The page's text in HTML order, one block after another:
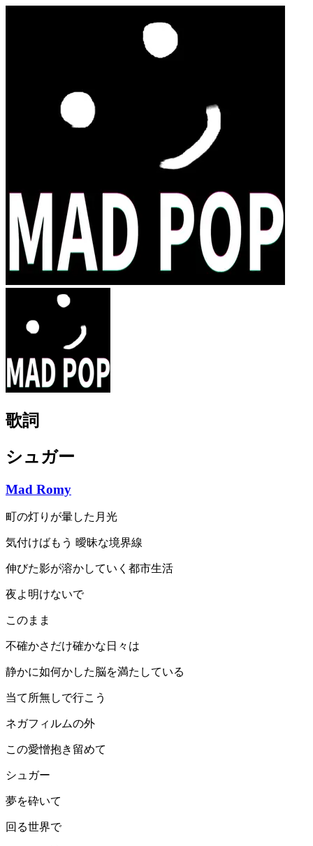
歌詞
シュガー
Mad Romy
町の灯りが暈した月光
気付けばもう 曖昧な境界線
伸びた影が溶かしていく都市生活
夜よ明けないで
このまま
不確かさだけ確かな日々は
静かに如何かした脳を満たしている
当て所無しで行こう
ネガフィルムの外
この愛憎抱き留めて
シュガー
夢を砕いて
回る世界で